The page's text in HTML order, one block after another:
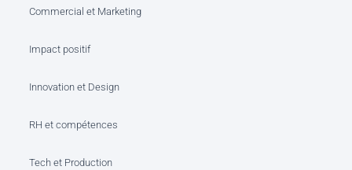
Commercial et Marketing
Impact positif
Innovation et Design
RH et compétences
Tech et Production